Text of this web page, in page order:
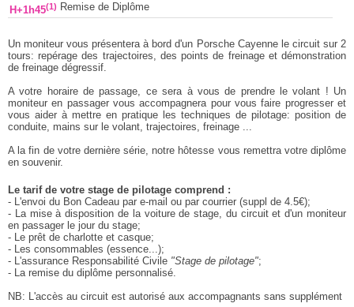
H+1h45(1) Remise de Diplôme
Un moniteur vous présentera à bord d'un Porsche Cayenne le circuit sur 2
tours: repérage des trajectoires, des points de freinage et démonstration
de freinage dégressif.
A votre horaire de passage, ce sera à vous de prendre le volant ! Un
moniteur en passager vous accompagnera pour vous faire progresser et
vous aider à mettre en pratique les techniques de pilotage: position de
conduite, mains sur le volant, trajectoires, freinage ...
A la fin de votre dernière série, notre hôtesse vous remettra votre diplôme
en souvenir.
Le tarif de votre stage de pilotage comprend :
- L'envoi du Bon Cadeau par e-mail ou par courrier (suppl de 4.5€);
- La mise à disposition de la voiture de stage, du circuit et d'un moniteur
en passager le jour du stage;
- Le prêt de charlotte et casque;
- Les consommables (essence...);
- L'assurance Responsabilité Civile "Stage de pilotage";
- La remise du diplôme personnalisé.
NB: L'accès au circuit est autorisé aux accompagnants sans supplément